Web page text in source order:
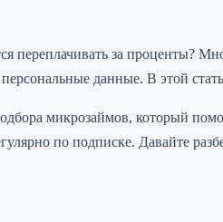
переплачивать за проценты?
данные. В этой
микрозаймов, который
по подписке. Давайте